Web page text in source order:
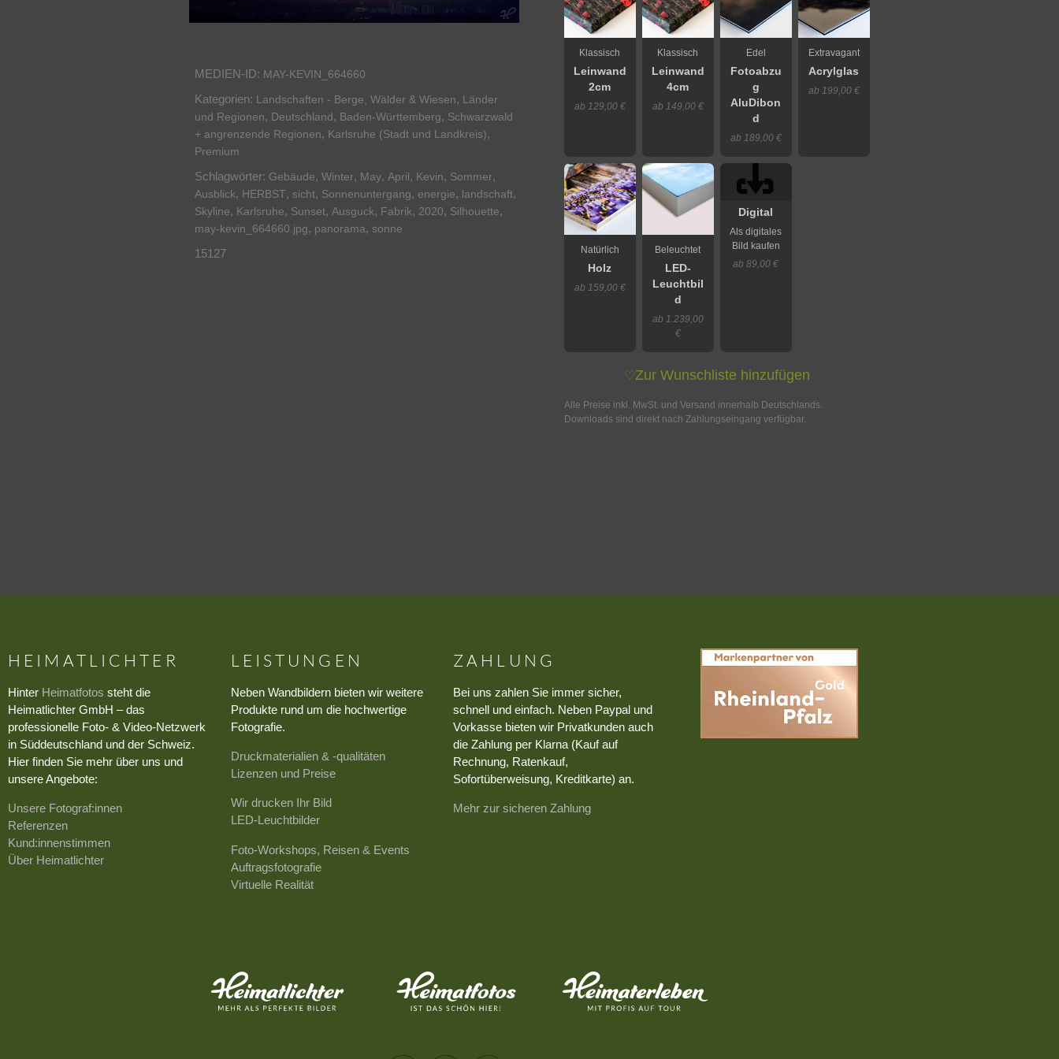
MEDIEN-ID: MAY-KEVIN_664660
Kategorien: Landschaften - Berge, Wälder & Wiesen, Länder
und Regionen, Deutschland, Baden-Württemberg, Schwarzwald
+ angrenzende Regionen, Karlsruhe (Stadt und Landkreis),
Premium
Schlagwörter: Gebäude, Winter, May, April, Kevin, Sommer,
Ausblick, HERBST, sicht, Sonnenuntergang, energie, landschaft,
Skyline, Karlsruhe, Sunset, Ausguck, Fabrik, 2020, Silhouette,
may-kevin_664660.jpg, panorama, sonne
15127
Klassisch
Leinwand
2cm
ab 129,00 €
Klassisch
Leinwand
4cm
ab 149,00 €
Edel
Fotoabzu
g
AluDibon
d
ab 189,00 €
Extravagant
Acrylglas
ab 199,00 €
Natürlich
Holz
ab 159,00 €
Beleuchtet
LED-
Leuchtbil
d
ab 1.239,00
€
Digital
Als digitales
Bild kaufen
ab 89,00 €
♡Zur Wunschliste hinzufügen
Alle Preise inkl. MwSt. und Versand innerhalb Deutschlands.
Downloads sind direkt nach Zahlungseingang verfügbar.
HEIMATLICHTER
Hinter Heimatfotos steht die
Heimatlichter GmbH – das
professionelle Foto- & Video-Netzwerk
in Süddeutschland und der Schweiz.
Hier finden Sie mehr über uns und
unsere Angebote:
Unsere Fotograf:innen
Referenzen
Kund:innenstimmen
Über Heimatlichter
LEISTUNGEN
Neben Wandbildern bieten wir weitere
Produkte rund um die hochwertige
Fotografie.
Druckmaterialien & -qualitäten
Lizenzen und Preise
Wir drucken Ihr Bild
LED-Leuchtbilder
Foto-Workshops, Reisen & Events
Auftragsfotografie
Virtuelle Realität
ZAHLUNG
Bei uns zahlen Sie immer sicher,
schnell und einfach. Neben Paypal und
Vorkasse bieten wir Privatkunden auch
die Zahlung per Klarna (Kauf auf
Rechnung, Ratenkauf,
Sofortüberweisung, Kreditkarte) an.
Mehr zur sicheren Zahlung